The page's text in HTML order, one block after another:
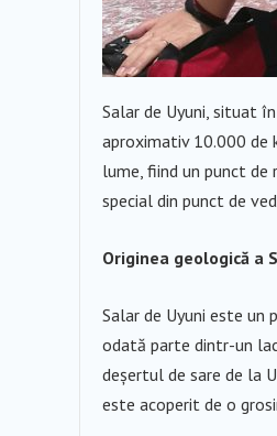
Salar de Uyuni, situat
aproximativ 10.000 de
lume, fiind un punct de
special din punct de
Originea geologică a
Salar de Uyuni este un
odată parte dintr-un
deșertul de sare de la
este acoperit de o